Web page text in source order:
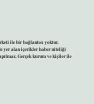
ile bir bağlantısı yoktur.
yer alan içerikler haber niteliği
Gerçek kurum ve kişiler ile